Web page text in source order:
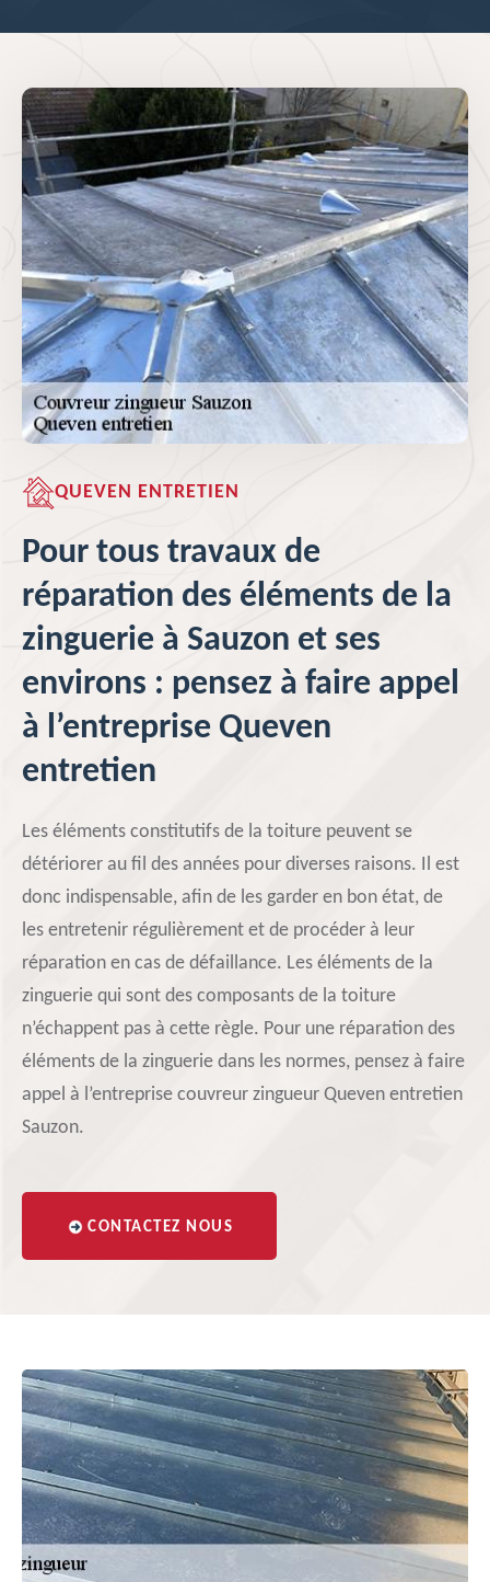
QUEVEN ENTRETIEN
Pour tous travaux de
réparation des éléments de la
zinguerie à Sauzon et ses
environs : pensez à faire appel
à l’entreprise Queven
entretien
Les éléments constitutifs de la toiture peuvent se
détériorer au fil des années pour diverses raisons. Il est
donc indispensable, afin de les garder en bon état, de
les entretenir régulièrement et de procéder à leur
réparation en cas de défaillance. Les éléments de la
zinguerie qui sont des composants de la toiture
n’échappent pas à cette règle. Pour une réparation des
éléments de la zinguerie dans les normes, pensez à faire
appel à l’entreprise couvreur zingueur Queven entretien
Sauzon.
CONTACTEZ NOUS